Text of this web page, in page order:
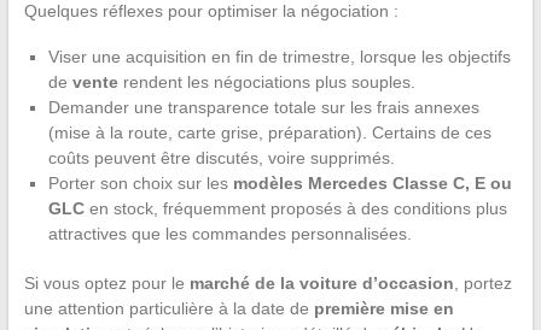
Quelques réflexes pour optimiser la négociation :
Viser une acquisition en fin de trimestre, lorsque les objectifs
de venterendent les négociations plus souples.
Demander une transparence totale sur les frais annexes
(mise à la route, carte grise, préparation). Certains de ces
coûts peuvent être discutés, voire supprimés.
Porter son choix sur les modèles Mercedes Classe C, E ou
GLCen stock, fréquemment proposés à des conditions plus
attractives que les commandes personnalisées.
Si vous optez pour le marché de la voiture d’occasion , portez
une attention particulière à la date de première mise en